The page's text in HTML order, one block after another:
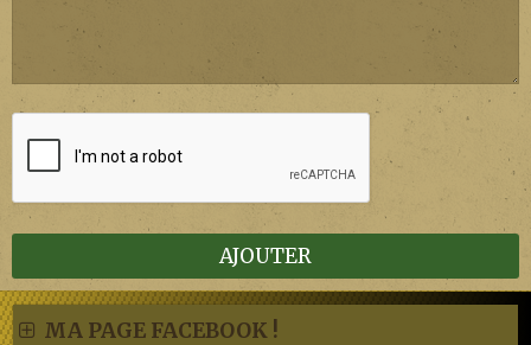
AJOUTER
MA PAGE FACEBOOK !